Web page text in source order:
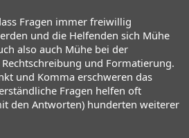
Fragen immer freiwillig
und die Helfenden sich Mühe
also auch Mühe bei der
und Formatierung.
und Komma erschweren das
Fragen helfen oft
den Antworten) hunderten weiterer